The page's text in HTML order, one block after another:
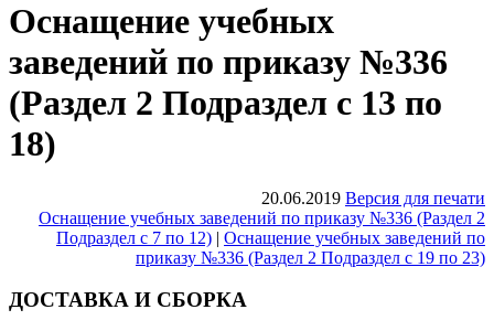
Оснащение учебных
заведений по приказу №336
(Раздел 2 Подраздел с 13 по
18)
20.06.2019 Версия для печати
Оснащение учебных заведений по приказу №336 (Раздел 2
Подраздел с 7 по 12) | Оснащение учебных заведений по
приказу №336 (Раздел 2 Подраздел с 19 по 23)
ДОСТАВКА И СБОРКА